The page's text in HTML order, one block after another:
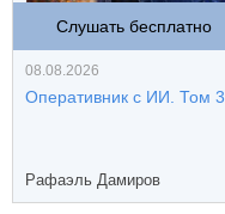
Слушать бесплатно
08.08.2026
Оперативник с ИИ. Том 3
Рафаэль Дамиров